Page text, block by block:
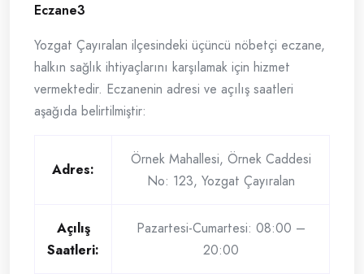
Eczane3
Yozgat Çayıralan ilçesindeki üçüncü nöbetçi eczane,
halkın sağlık ihtiyaçlarını karşılamak için hizmet
vermektedir. Eczanenin adresi ve açılış saatleri
aşağıda belirtilmiştir:
Adres:
Örnek Mahallesi, Örnek Caddesi
No: 123, Yozgat Çayıralan
Açılış
Saatleri:
Pazartesi-Cumartesi: 08:00 –
20:00